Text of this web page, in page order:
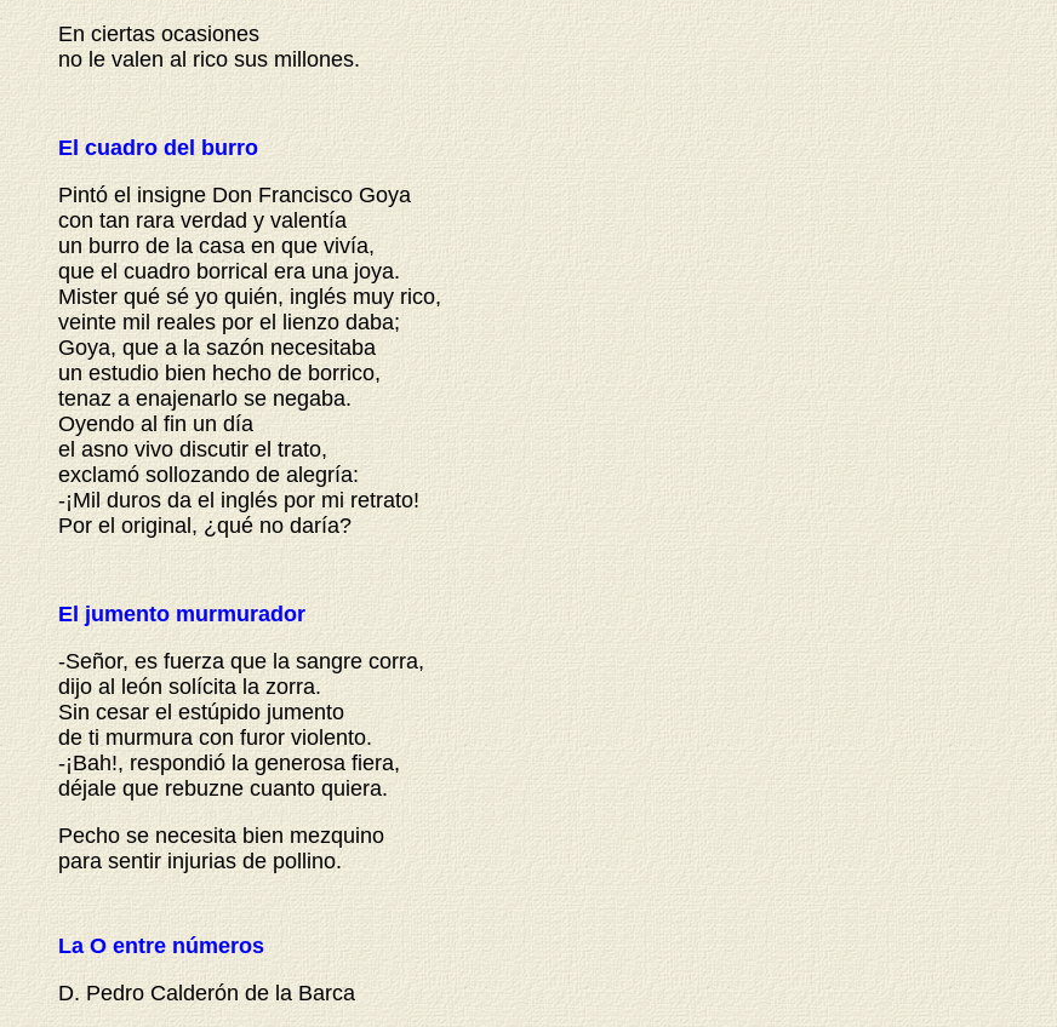
En ciertas ocasiones
no le valen al rico sus millones.
El cuadro del burro
Pintó el insigne Don Francisco Goya
con tan rara verdad y valentía
un burro de la casa en que vivía,
que el cuadro borrical era una joya.
Mister qué sé yo quién, inglés muy rico,
veinte mil reales por el lienzo daba;
Goya, que a la sazón necesitaba
un estudio bien hecho de borrico,
tenaz a enajenarlo se negaba.
Oyendo al fin un día
el asno vivo discutir el trato,
exclamó sollozando de alegría:
-¡Mil duros da el inglés por mi retrato!
Por el original, ¿qué no daría?
El jumento murmurador
-Señor, es fuerza que la sangre corra,
dijo al león solícita la zorra.
Sin cesar el estúpido jumento
de ti murmura con furor violento.
-¡Bah!, respondió la generosa fiera,
déjale que rebuzne cuanto quiera.
Pecho se necesita bien mezquino
para sentir injurias de pollino.
La O entre números
D. Pedro Calderón de la Barca